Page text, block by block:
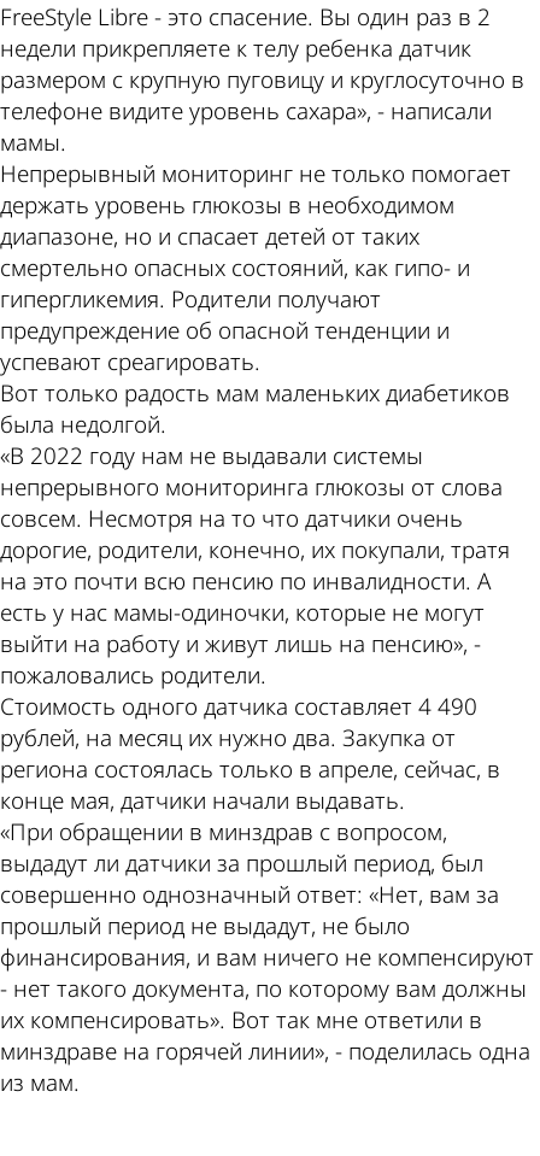
FreeStyle Libre - это спасение. Вы один раз в 2
недели прикрепляете к телу ребенка датчик
размером с крупную пуговицу и круглосуточно в
телефоне видите уровень сахара», - написали
мамы.
Непрерывный мониторинг не только помогает
держать уровень глюкозы в необходимом
диапазоне, но и спасает детей от таких
смертельно опасных состояний, как гипо- и
гипергликемия. Родители получают
предупреждение об опасной тенденции и
успевают среагировать.
Вот только радость мам маленьких диабетиков
была недолгой.
«В 2022 году нам не выдавали системы
непрерывного мониторинга глюкозы от слова
совсем. Несмотря на то что датчики очень
дорогие, родители, конечно, их покупали, тратя
на это почти всю пенсию по инвалидности. А
есть у нас мамы-одиночки, которые не могут
выйти на работу и живут лишь на пенсию», -
пожаловались родители.
Стоимость одного датчика составляет 4 490
рублей, на месяц их нужно два. Закупка от
региона состоялась только в апреле, сейчас, в
конце мая, датчики начали выдавать.
«При обращении в минздрав с вопросом,
выдадут ли датчики за прошлый период, был
совершенно однозначный ответ: «Нет, вам за
прошлый период не выдадут, не было
финансирования, и вам ничего не компенсируют
- нет такого документа, по которому вам должны
их компенсировать». Вот так мне ответили в
минздраве на горячей линии», - поделилась одна
из мам.